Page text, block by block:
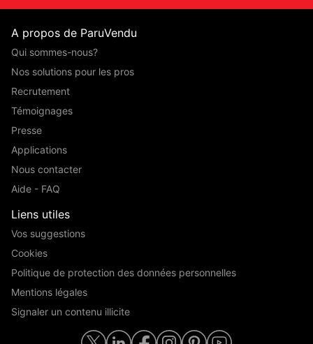
A propos de ParuVendu
Qui sommes-nous?
Nos solutions pour les pros
Recrutement
Témoignages
Presse
Applications
Nous contacter
Aide - FAQ
Liens utiles
Vos suggestions
Cookies
Politique de protection des données personnelles
Mentions légales
Signaler un contenu illicite